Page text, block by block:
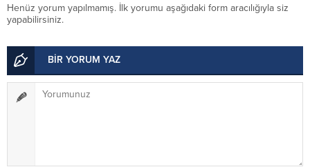
Henüz yorum yapılmamış. İlk yorumu aşağıdaki form aracılığıyla siz
yapabilirsiniz.
BİR YORUM YAZ